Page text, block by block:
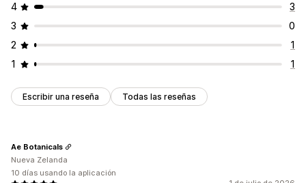
4
3
3
0
2
1
1
1
Escribir una reseña Todas las reseñas
Ae Botanicals
Nueva Zelanda
10 días usando la aplicación